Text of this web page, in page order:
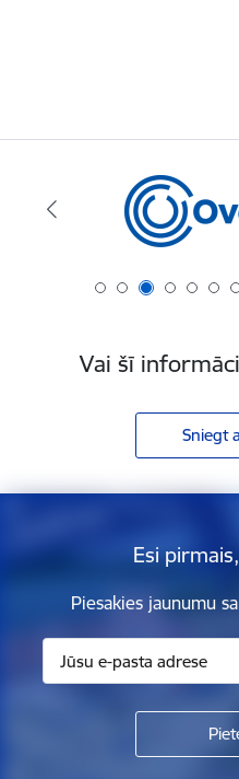
Vai šī
Sniegt
Esi
Piesakies jaunumu